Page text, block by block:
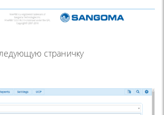
страничку